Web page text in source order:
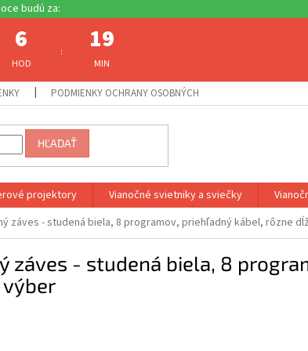
6
HOD
: 19
MIN
PODMIENKY OCHRANY OSOBNÝCH ÚDAJOV
HĽADAŤ
projektory Vianočné svietniky a sviečky
záves - studená biela, 8 programov, priehľadný kábel, rôzne
záves - studená biela, 8
výber